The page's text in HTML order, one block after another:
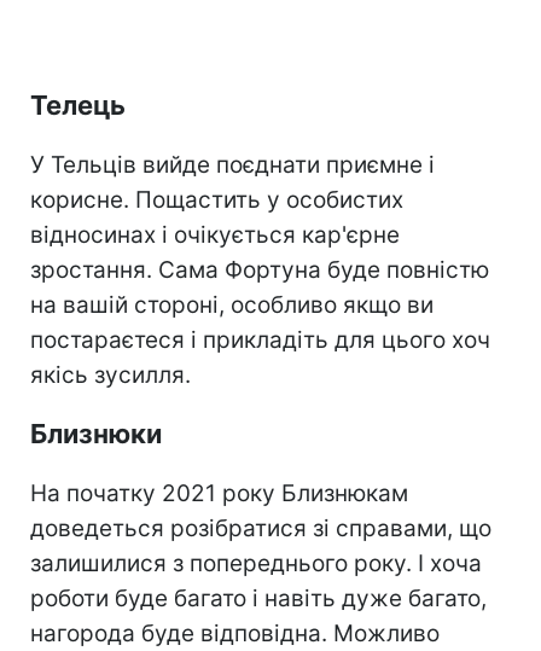
Телець
У Тельців вийде поєднати приємне і
корисне. Пощастить у особистих
відносинах і очікується кар'єрне
зростання. Сама Фортуна буде повністю
на вашій стороні, особливо якщо ви
постараєтеся і прикладіть для цього хоч
якісь зусилля.
Близнюки
На початку 2021 року Близнюкам
доведеться розібратися зі справами, що
залишилися з попереднього року. І хоча
роботи буде багато і навіть дуже багато,
нагорода буде відповідна. Можливо